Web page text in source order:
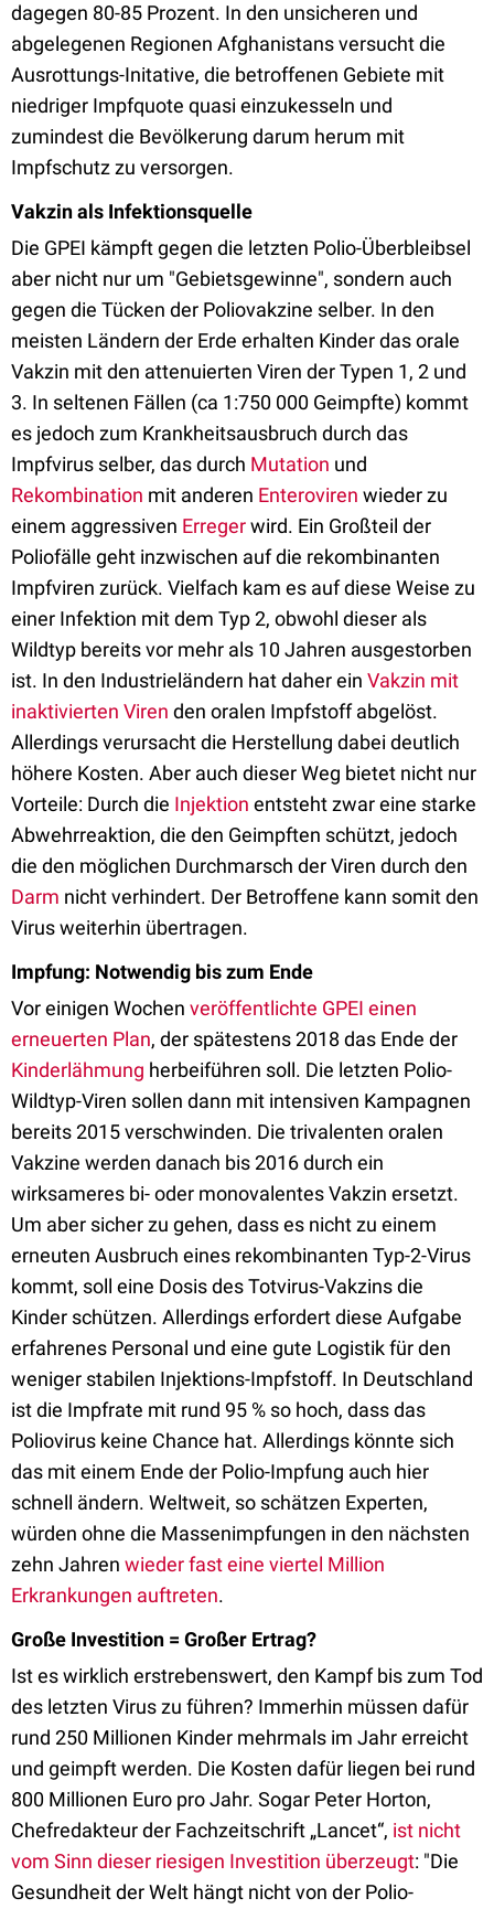
dagegen 80-85 Prozent. In den unsicheren und
abgelegenen Regionen Afghanistans versucht die
Ausrottungs-Initative, die betroffenen Gebiete mit
niedriger Impfquote quasi einzukesseln und
zumindest die Bevölkerung darum herum mit
Impfschutz zu versorgen.
Vakzin als Infektionsquelle
Die GPEI kämpft gegen die letzten Polio-Überbleibsel
aber nicht nur um "Gebietsgewinne", sondern auch
gegen die Tücken der Poliovakzine selber. In den
meisten Ländern der Erde erhalten Kinder das orale
Vakzin mit den attenuierten Viren der Typen 1, 2 und
3. In seltenen Fällen (ca 1:750 000 Geimpfte) kommt
es jedoch zum Krankheitsausbruch durch das
Impfvirus selber, das durch Mutation und
Rekombination mit anderen Enteroviren wieder zu
einem aggressiven Erregerwird. Ein Großteil der
Poliofälle geht inzwischen auf die rekombinanten
Impfviren zurück. Vielfach kam es auf diese Weise zu
einer Infektion mit dem Typ 2, obwohl dieser als
Wildtyp bereits vor mehr als 10 Jahren ausgestorben
ist. In den Industrieländern hat daher ein Vakzin mit
inaktivierten Viren den oralen Impfstoff abgelöst.
Allerdings verursacht die Herstellung dabei deutlich
höhere Kosten. Aber auch dieser Weg bietet nicht nur
Vorteile: Durch die Injektion entsteht zwar eine starke
Abwehrreaktion, die den Geimpften schützt, jedoch
die den möglichen Durchmarsch der Viren durch den
Darm nicht verhindert. Der Betroffene kann somit den
Virus weiterhin übertragen.
Impfung: Notwendig bis zum Ende
Vor einigen Wochen veröffentlichte GPEI einen
erneuerten Plan, der spätestens 2018 das Ende der
Kinderlähmung herbeiführen soll. Die letzten Polio-
Wildtyp-Viren sollen dann mit intensiven Kampagnen
bereits 2015 verschwinden. Die trivalenten oralen
Vakzine werden danach bis 2016 durch ein
wirksameres bi- oder monovalentes Vakzin ersetzt.
Um aber sicher zu gehen, dass es nicht zu einem
erneuten Ausbruch eines rekombinanten Typ-2-Virus
kommt, soll eine Dosis des Totvirus-Vakzins die
Kinder schützen. Allerdings erfordert diese Aufgabe
erfahrenes Personal und eine gute Logistik für den
weniger stabilen Injektions-Impfstoff. In Deutschland
ist die Impfrate mit rund 95 % so hoch, dass das
Poliovirus keine Chance hat. Allerdings könnte sich
das mit einem Ende der Polio-Impfung auch hier
schnell ändern. Weltweit, so schätzen Experten,
würden ohne die Massenimpfungen in den nächsten
zehn Jahren wieder fast eine viertel Million
Erkrankungen auftreten.
Große Investition = Großer Ertrag?
Ist es wirklich erstrebenswert, den Kampf bis zum Tod
des letzten Virus zu führen? Immerhin müssen dafür
rund 250 Millionen Kinder mehrmals im Jahr erreicht
und geimpft werden. Die Kosten dafür liegen bei rund
800 Millionen Euro pro Jahr. Sogar Peter Horton,
Chefredakteur der Fachzeitschrift „Lancet“, ist nicht
vom Sinn dieser riesigen Investition überzeugt: "Die
Gesundheit der Welt hängt nicht von der Polio-